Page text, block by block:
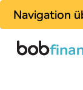
Navigation